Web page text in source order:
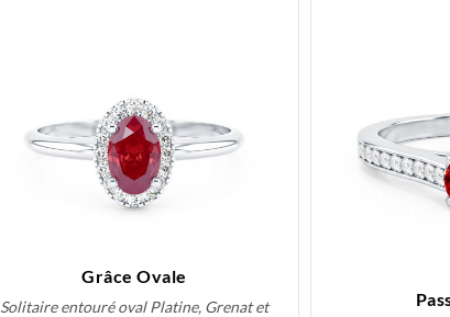
Grâce Ovale
Solitaire entouré oval Platine, Grenat et